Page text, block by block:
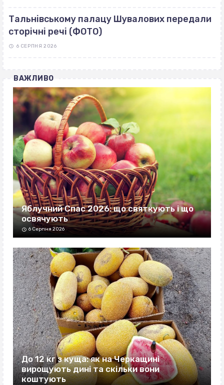
Тальнівському палацу Шувалових передали
сторічні речі (ФОТО)
6 СЕРПНЯ 2026
ВАЖЛИВО
Яблучний Спас 2026: що святкують і що
освячують
6 Серпня 2026
До 12 кг з куща: як на Черкащині
вирощують дині та скільки вони
коштують